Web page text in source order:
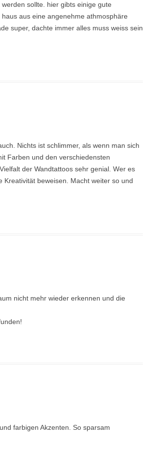
sollte. hier gibts einige gute
haus aus eine angenehme athmosphäre
super, dachte immer alles muss weiss sein
Nichts ist schlimmer, als wenn man sich
Farben und den verschiedensten
der Wandtattoos sehr genial. Wer es
Kreativität beweisen. Macht weiter so und
nicht mehr wieder erkennen und die
farbigen Akzenten. So sparsam